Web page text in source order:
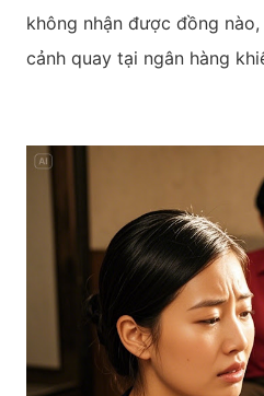
không nhận được đồng
cảnh quay tại ngân hàng